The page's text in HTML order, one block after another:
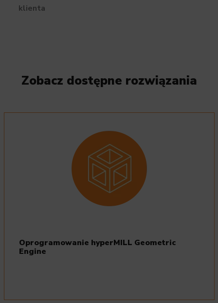
klienta
Zobacz dostępne rozwiązania
Oprogramowanie hyperMILL Geometric
Engine